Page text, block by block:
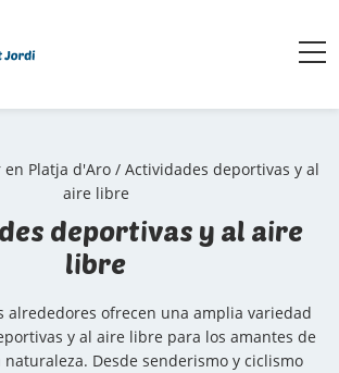
en Platja d'Aro / Actividades deportivas y al
aire libre
deportivas y al aire
libre
alrededores ofrecen una amplia variedad
y al aire libre para los amantes de
Desde senderismo y ciclismo